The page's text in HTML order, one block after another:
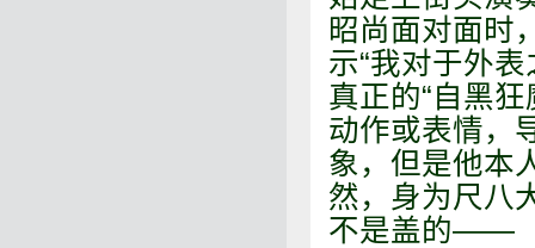
昭尚面对面时
示“我对于外
真正的“自黑
动作或表情，
象，但是他本
然，身为尺八
不是盖的——